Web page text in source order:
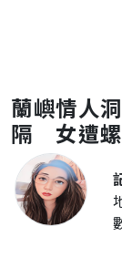
蘭嶼情人
隔 女遭螺